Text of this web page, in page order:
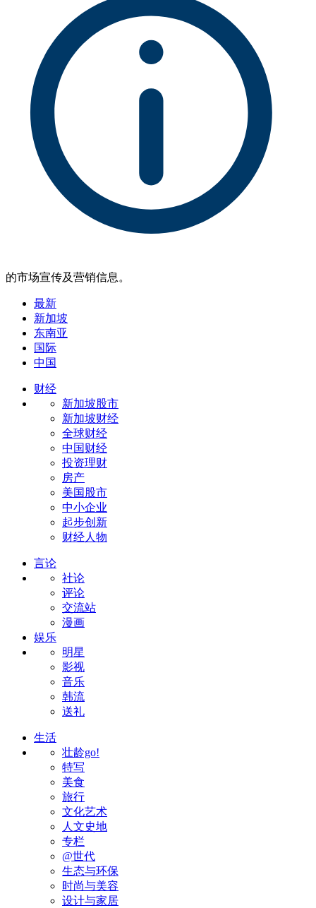
的市场宣传及营销信息。
最新
新加坡
东南亚
国际
中国
财经
新加坡股市
新加坡财经
全球财经
中国财经
投资理财
房产
美国股市
中小企业
起步创新
财经人物
言论
社论
评论
交流站
漫画
娱乐
明星
影视
音乐
韩流
送礼
生活
壮龄go!
特写
美食
旅行
文化艺术
人文史地
专栏
@世代
生态与环保
时尚与美容
设计与家居